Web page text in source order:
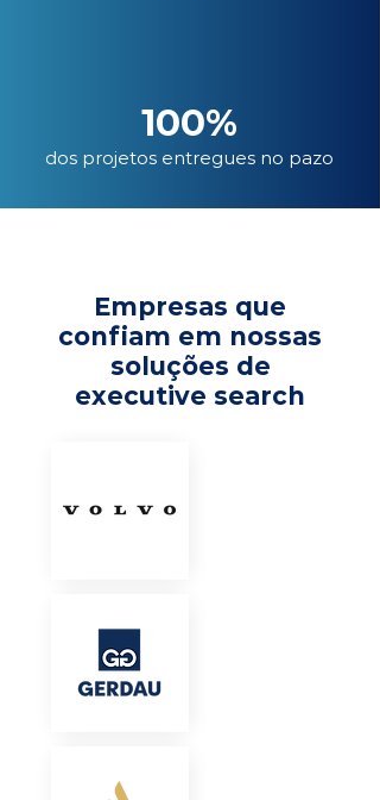
100%
dos projetos entregues no pazo
Empresas que
confiam em nossas
soluções de
executive search